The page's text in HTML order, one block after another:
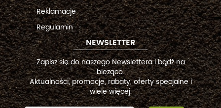
Reklamacje
Regulamin
NEWSLETTER
Zapisz się do naszego Newslettera i bądź na
bieżąco.
Aktualności, promocje, rabaty, oferty specjalne i
wiele więcej.